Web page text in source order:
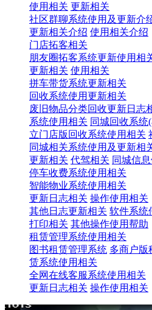
使用相关 更新相关
社区群聊系统使用及更新介
更新相关介绍 使用相关介绍
门店拓客相关
朋友圈拓客系统更新使用相
更新相关 使用相关
拼车带货系统更新相关
回收系统使用更新相关
废旧物品分类回收更新日志
系统使用相关 同城回收系统
立门店版回收系统使用相关
同城相关系统使用及更新相
更新相关 代驾相关 同城信
停车收费系统使用相关
智能物业系统使用相关
更新日志相关 操作使用相关
其他日志更新相关 软件系统
打印相关 其他操作使用帮助
租赁管理系统使用相关
图书租赁管理系统 多商户版
赁系统使用相关
全网在线客服系统使用相关
更新日志相关 操作使用相关